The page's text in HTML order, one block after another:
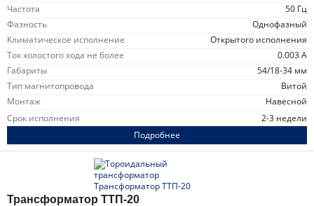
Частота
50 Гц
Фазность
однофазный
Климатическое исполнение
открытого исполнения
Ток холостого хода не более
0.003 А
Габариты
54/18-34 мм
Тип магнитопровода
витой
Монтаж
навесной
Срок исполнения
2-3 недели
Подробнее
Трансформатор ТТП-20